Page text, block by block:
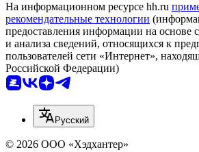
На информационном ресурсе hh.ru
рекомендательные технологии
предоставления информации на основе
и анализа сведений, относящихся к
пользователей сети «Интернет»,
Российской Федерации)
Русский
© 2026 ООО «Хэдхантер»